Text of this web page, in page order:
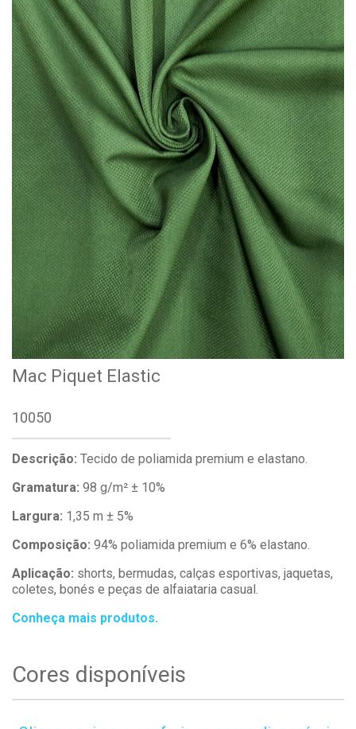
Mac Piquet Elastic
10050
Descrição: Tecido de poliamida premium e elastano.
Gramatura: 98 g/m² ± 10%
Largura: 1,35 m ± 5%
Composição: 94% poliamida premium e 6% elastano.
Aplicação: shorts, bermudas, calças esportivas, jaquetas,
coletes, bonés e peças de alfaiataria casual.
Conheça mais produtos.
Cores disponíveis